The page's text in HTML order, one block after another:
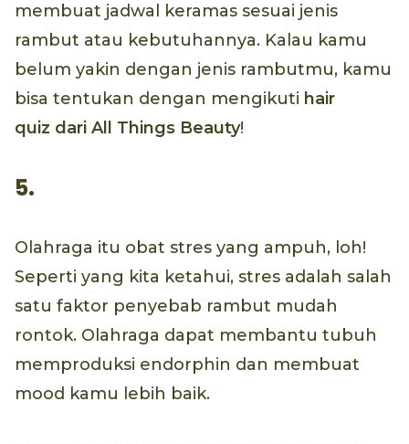
membuat jadwal keramas sesuai jenis
rambut atau kebutuhannya. Kalau kamu
belum yakin dengan jenis rambutmu, kamu
bisa tentukan dengan mengikuti hair
quiz dari All Things Beauty!
5.
Olahraga itu obat stres yang ampuh, loh!
Seperti yang kita ketahui, stres adalah salah
satu faktor penyebab rambut mudah
rontok. Olahraga dapat membantu tubuh
memproduksi endorphin dan membuat
mood kamu lebih baik.